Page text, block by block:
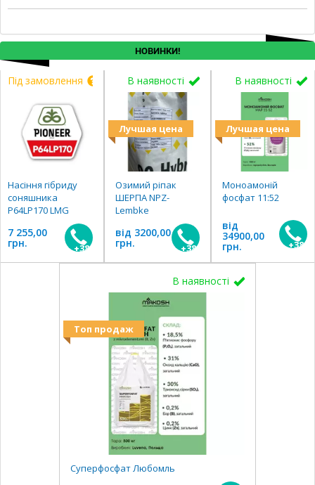
НОВИНКИ!
Під замовлення
Насіння гібриду
соняшника
P64LP170 LMG
7 255,00
грн. +380666501077
В наявності
Лучшая цена
Озимий ріпак
ШЕРПА NPZ-
Lembke
від 3200,00
грн. +380666501077
В наявності
Лучшая цена
Моноамоній
фосфат 11:52
від
34900,00
грн.
В наявності
Топ продаж
Суперфосфат Любомль